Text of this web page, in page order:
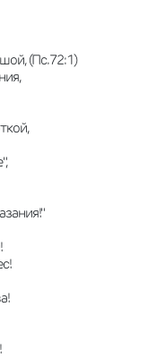
(Пс.72:1)